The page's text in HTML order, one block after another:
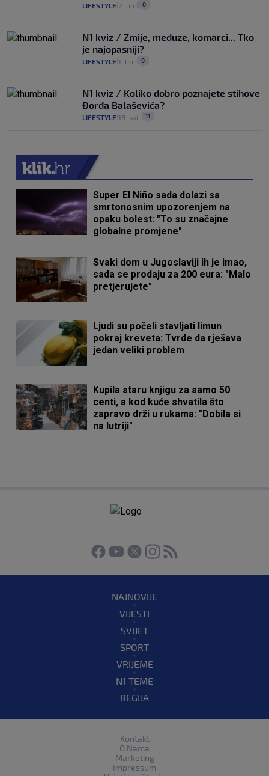
LIFESTYLE 2. lip. 0
N1 kviz / Zmije, meduze, komarci... Tko
je najopasniji?
LIFESTYLE 1. lip. 0
N1 kviz / Koliko dobro poznajete stihove
Đorđa Balaševića?
LIFESTYLE 18. svi. 11
Super El Niño sada dolazi sa
smrtonosnim upozorenjem na
opaku bolest: "To su značajne
globalne promjene"
Svaki dom u Jugoslaviji ih je imao,
sada se prodaju za 200 eura: "Malo
pretjerujete"
Ljudi su počeli stavljati limun
pokraj kreveta: Tvrde da rješava
jedan veliki problem
Kupila staru knjigu za samo 50
centi, a kod kuće shvatila što
zapravo drži u rukama: "Dobila si
na lutriji"
NAJNOVIJE
VIJESTI
SVIJET
SPORT
VRIJEME
N1 TEME
REGIJA
Kontakt
O Nama
Marketing
Impressum